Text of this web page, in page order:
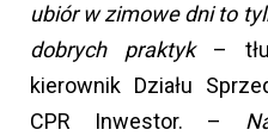
ubiór w zimowe dni to
dobrych praktyk–
kierownik Działu
CPR Inwestor. –